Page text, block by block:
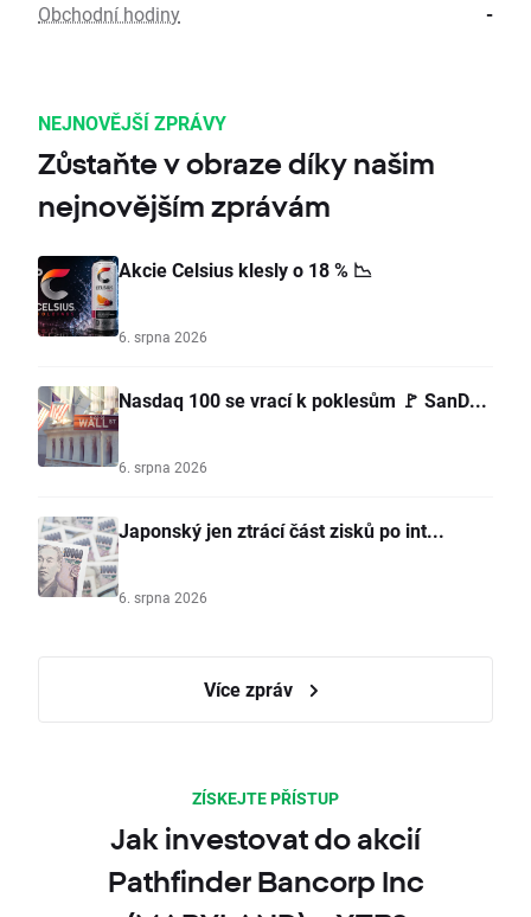
Obchodní hodiny -
NEJNOVĚJŠÍ ZPRÁVY
Zůstaňte v obraze díky našim
nejnovějším zprávám
Akcie Celsius klesly o 18 % 📉
6. srpna 2026
Nasdaq 100 se vrací k poklesům 🚩 SanD...
6. srpna 2026
Japonský jen ztrácí část zisků po int...
6. srpna 2026
Více zpráv
ZÍSKEJTE PŘÍSTUP
Jak investovat do akcií
Pathfinder Bancorp Inc